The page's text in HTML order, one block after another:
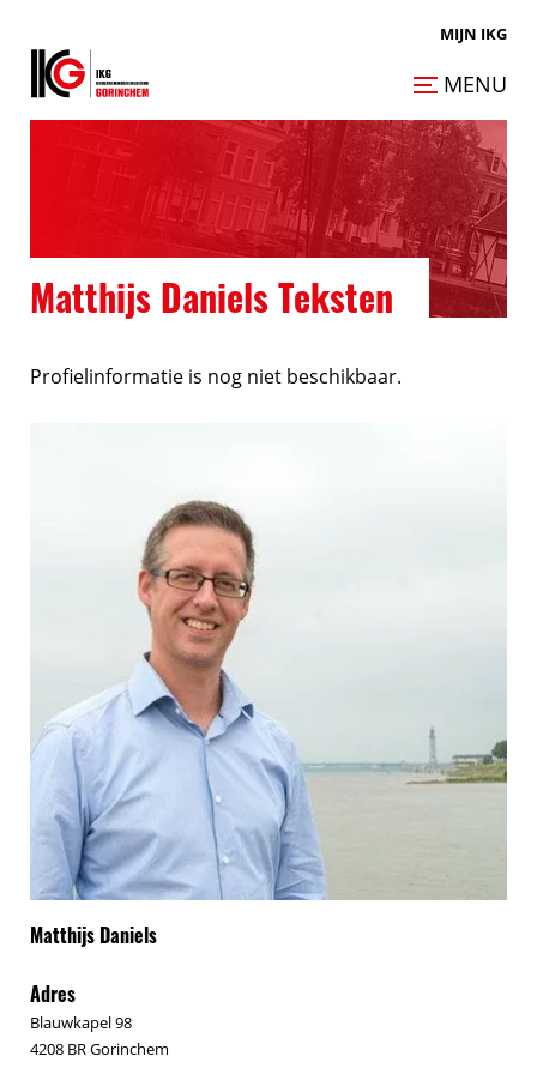
MIJN IKG
MENU
Matthijs Daniels Teksten
Adres
Blauwkapel 98
4208 BR Gorinchem
Profielinformatie is nog niet beschikbaar.
Matthijs Daniels